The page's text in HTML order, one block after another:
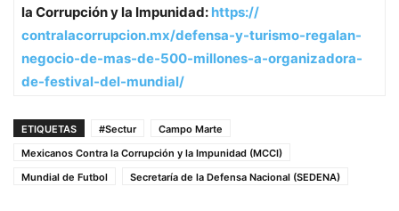
la Corrupción y la Impunidad: https://
contralacorrupcion.mx/defensa-y-turismo-regalan-
negocio-de-mas-de-500-millones-a-organizadora-
de-festival-del-mundial/
ETIQUETAS #Sectur
Campo Marte
Mexicanos Contra la Corrupción y la Impunidad (MCCI)
Mundial de Futbol
Secretaría de la Defensa Nacional (SEDENA)